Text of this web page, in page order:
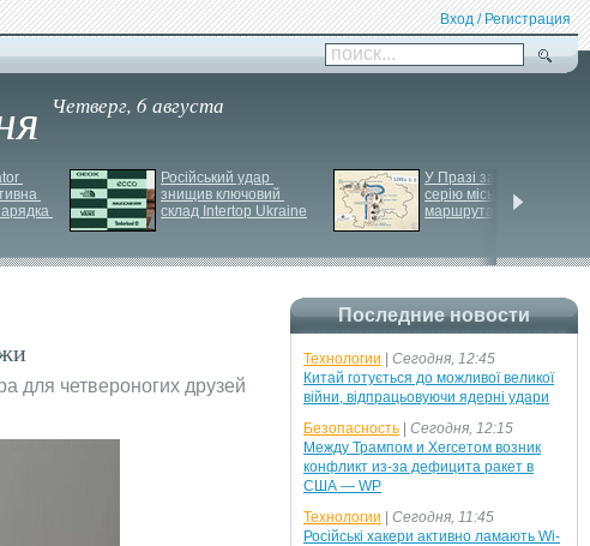
Вход / Регистрация
поиск...
Четверг, 6 августа
Російський удар
знищив ключовий
склад Intertop Ukraine
У Празі запустили
серію міських квестів
маршрутами трамваїв
для четвероногих друзей
Последние новости
Технологии
Сегодня, 12:45
Китай готується до можливої великої
війни, відпрацьовуючи ядерні удари
Безопасность
Сегодня, 12:15
Между Трампом и Хегсетом возник
конфликт из-за дефицита ракет в
США — WP
Технологии
Сегодня, 11:45
Російські хакери активно ламають Wi-